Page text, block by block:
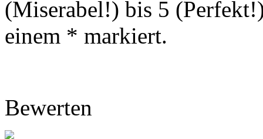
(Miserabel!) bis 5
einem * markiert.
Bewerten